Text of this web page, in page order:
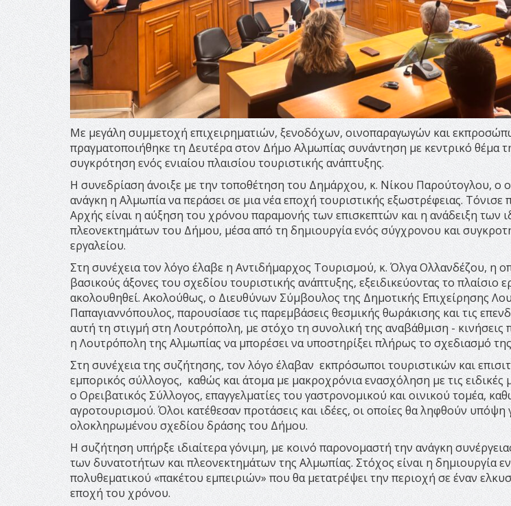
Με μεγάλη συμμετοχή επιχειρηματιών, ξενοδόχων, οινοπαραγωγών και
πραγματοποιήθηκε τη Δευτέρα στον Δήμο Αλμωπίας συνάντηση με κεντρικό θέμα
συγκρότηση ενός ενιαίου πλαισίου τουριστικής ανάπτυξης.
Η συνεδρίαση άνοιξε με την τοποθέτηση του Δημάρχου, κ. Νίκου Παρούτογλου, ο
ανάγκη η Αλμωπία να περάσει σε μια νέα εποχή τουριστικής εξωστρέφειας.
Αρχής είναι η αύξηση του χρόνου παραμονής των επισκεπτών και η ανάδειξη των
πλεονεκτημάτων του Δήμου, μέσα από τη δημιουργία ενός σύγχρονου και
εργαλείου.
Στη συνέχεια τον λόγο έλαβε η Αντιδήμαρχος Τουρισμού, κ. Όλγα Ολλανδέζου, η
βασικούς άξονες του σχεδίου τουριστικής ανάπτυξης, εξειδικεύοντας το πλαίσιο
ακολουθηθεί. Ακολούθως, ο Διευθύνων Σύμβουλος της Δημοτικής Επιχείρησης
Παπαγιαννόπουλος, παρουσίασε τις παρεμβάσεις θεσμικής θωράκισης και τις
αυτή τη στιγμή στη Λουτρόπολη, με στόχο τη συνολική της αναβάθμιση - κινήσεις
η Λουτρόπολη της Αλμωπίας να μπορέσει να υποστηρίξει πλήρως το σχεδιασμό
Στη συνέχεια της συζήτησης, τον λόγο έλαβαν εκπρόσωποι τουριστικών και
εμπορικός σύλλογος, καθώς και άτομα με μακροχρόνια ενασχόληση με τις
ο Ορειβατικός Σύλλογος, επαγγελματίες του γαστρονομικού και οινικού τομέα,
αγροτουρισμού. Όλοι κατέθεσαν προτάσεις και ιδέες, οι οποίες θα ληφθούν
ολοκληρωμένου σχεδίου δράσης του Δήμου.
Η συζήτηση υπήρξε ιδιαίτερα γόνιμη, με κοινό παρονομαστή την ανάγκη
των δυνατοτήτων και πλεονεκτημάτων της Αλμωπίας. Στόχος είναι η δημιουργία
πολυθεματικού «πακέτου εμπειριών» που θα μετατρέψει την περιοχή σε έναν
εποχή του χρόνου.